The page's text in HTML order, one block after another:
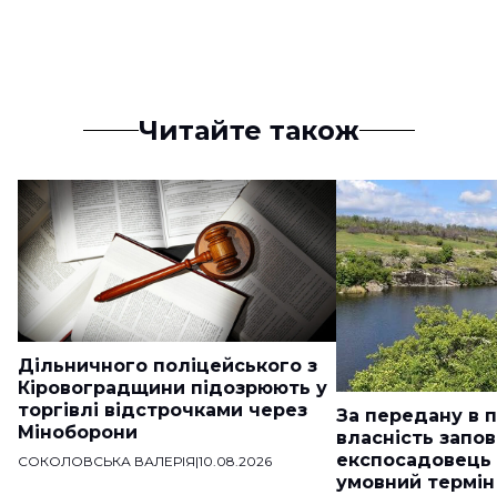
Читайте також
Дільничного поліцейського з
Кіровоградщини підозрюють у
торгівлі відстрочками через
Міноборони
СОКОЛОВСЬКА ВАЛЕРІЯ|10.08.2026
За передану в
власність
умовний термін